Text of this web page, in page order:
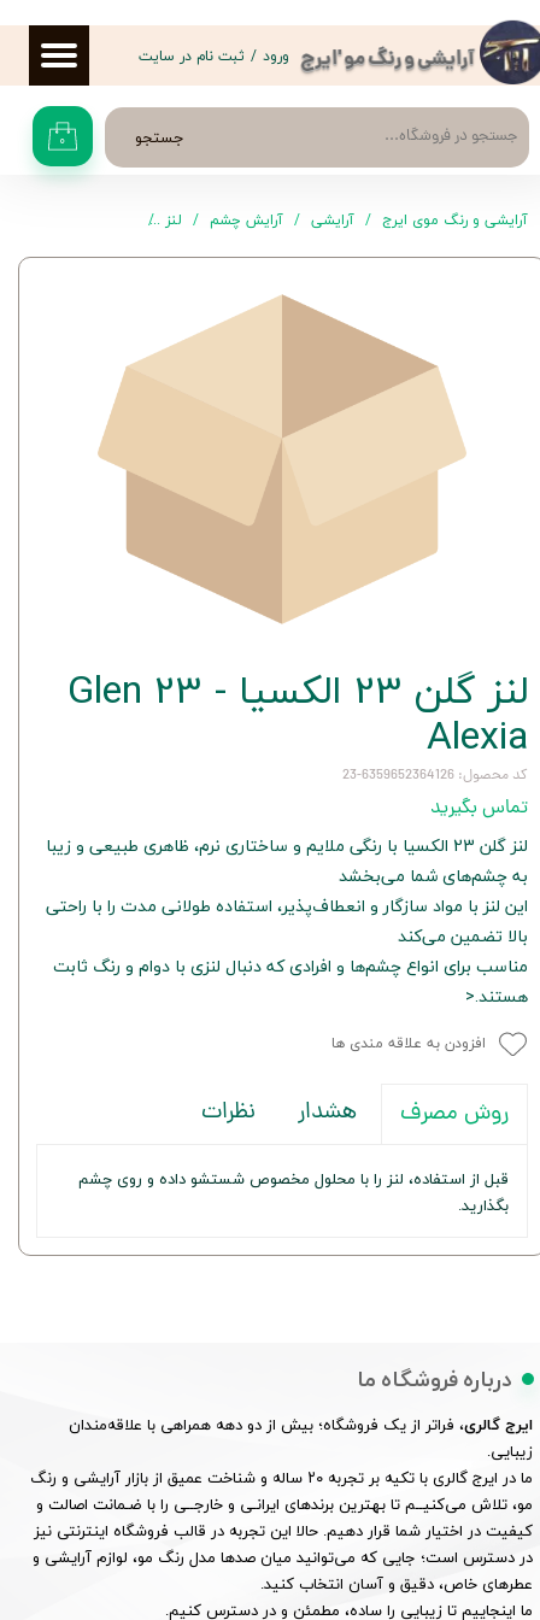
آرایشی و رنگ مو 'ایرج
جستجو ۰
ورود / ثبت نام در سایت
حساب کاربری من
تغییر گذر واژه
سفارشات
خروج از حساب کاربری
آرایشی و رنگ موی ایرج آرایشی آرایش چشم لنز
لنز گلن 23 الکسیا - Glen 23
Alexia
کد محصول: 6359652364126-23
تماس بگیرید
لنز گلن 23 الکسیا با رنگی ملایم و ساختاری نرم، ظاهری طبیعی و زیبا
به چشم‌های شما می‌بخشد
این لنز با مواد سازگار و انعطاف‌پذیر، استفاده طولانی مدت را با راحتی
بالا تضمین می‌کند
مناسب برای انواع چشم‌ها و افرادی که دنبال لنزی با دوام و رنگ ثابت
هستند.<
افزودن به علاقه مندی ها
روش مصرف هشدار نظرات
قبل از استفاده، لنز را با محلول مخصوص شستشو داده و روی چشم
بگذارید.
درباره فروشگاه ما
ایرج گالری، فراتر از یک فروشگاه؛ بیش از دو دهه همراهی با علاقه‌مندان
زیبایی.
ما در ایرج گالری با تکیه بر تجربه ۲۰ ساله و شناخت عمیق از بازار آرایشی و رنگ
مو، تلاش می‌کنیــم تا بهترین برندهای ایرانـی و خارجــی را با ضـمانت اصالت و
کیفیت در اختیار شما قرار دهیم. حالا این تجربه در قالب فروشگاه اینترنتی نیز
در دسترس است؛ جایی که می‌توانید میان صدها مدل رنگ مو، لوازم آرایشی و
عطرهای خاص، دقیق و آسان انتخاب کنید.
ما اینجاییم تا زیبایی را ساده، مطمئن و در دسترس کنیم.